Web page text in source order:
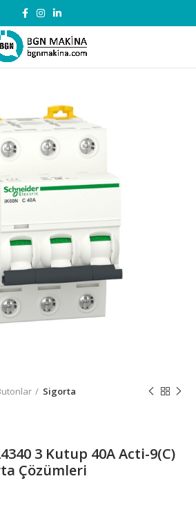
Sigorta
3 Kutup 40A Acti-9(C)
Çözümleri
40A Acti-9(C) Otomatik Sigorta